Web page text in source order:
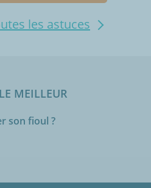
les astuces
MEILLEUR
son fioul ?